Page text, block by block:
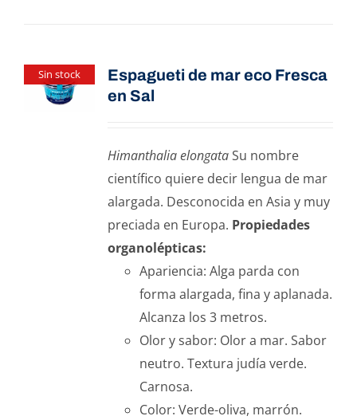
Sin stock
Espagueti de mar eco Fresca
en Sal
Himanthalia elongataSu nombre
científico quiere decir lengua de mar
alargada. Desconocida en Asia y muy
preciada en Europa. Propiedades
organolépticas:
Apariencia: Alga parda con
forma alargada, fina y aplanada.
Alcanza los 3 metros.
Olor y sabor: Olor a mar. Sabor
neutro. Textura judía verde.
Carnosa.
Color: Verde-oliva, marrón.